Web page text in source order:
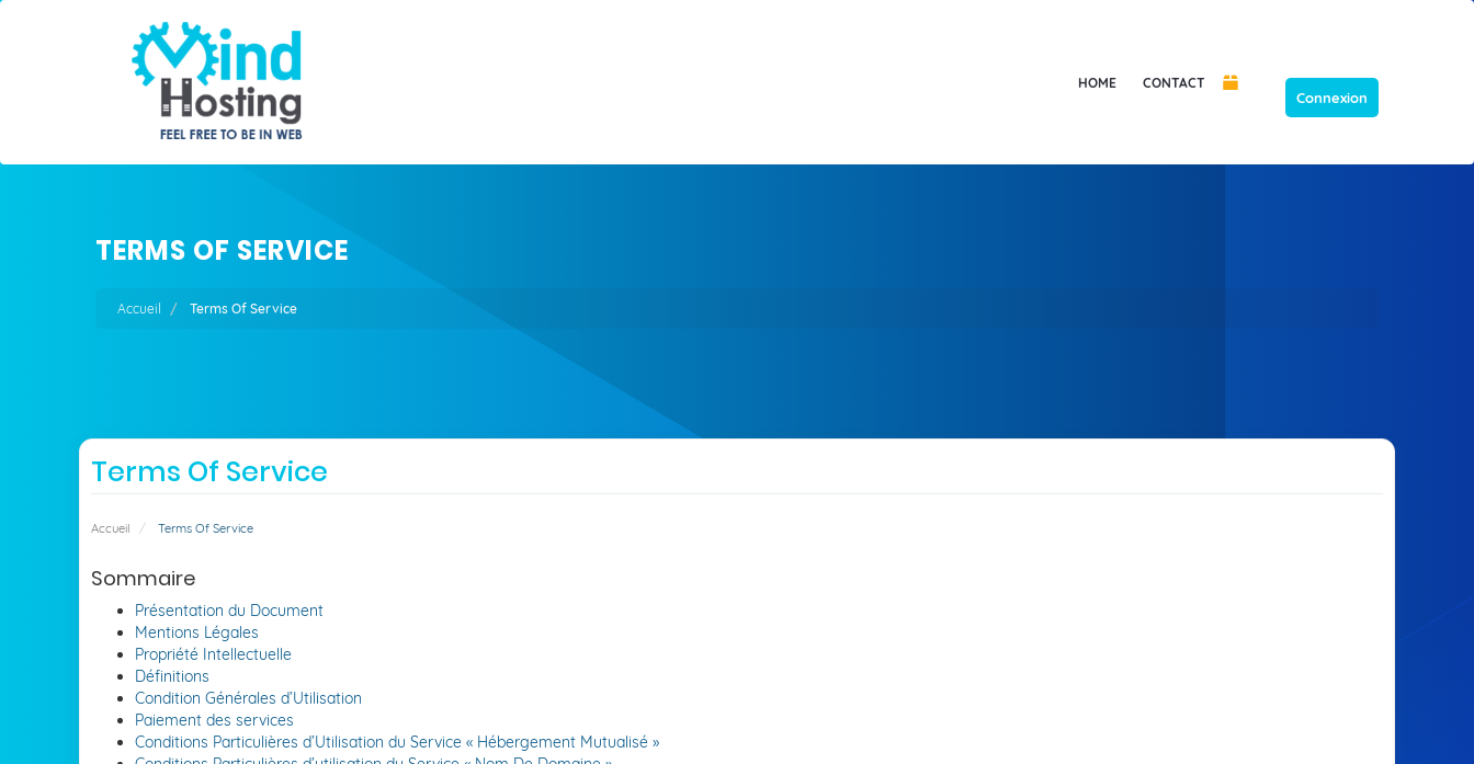
HOME CONTACT
Connexion
TERMS OF SERVICE
Accueil Terms Of Service
Terms Of Service
Accueil Terms Of Service
Sommaire
Présentation du Document
Mentions Légales
Propriété Intellectuelle
Définitions
Condition Générales d’Utilisation
Paiement des services
Conditions Particulières d’Utilisation du Service « Hébergement Mutualisé »